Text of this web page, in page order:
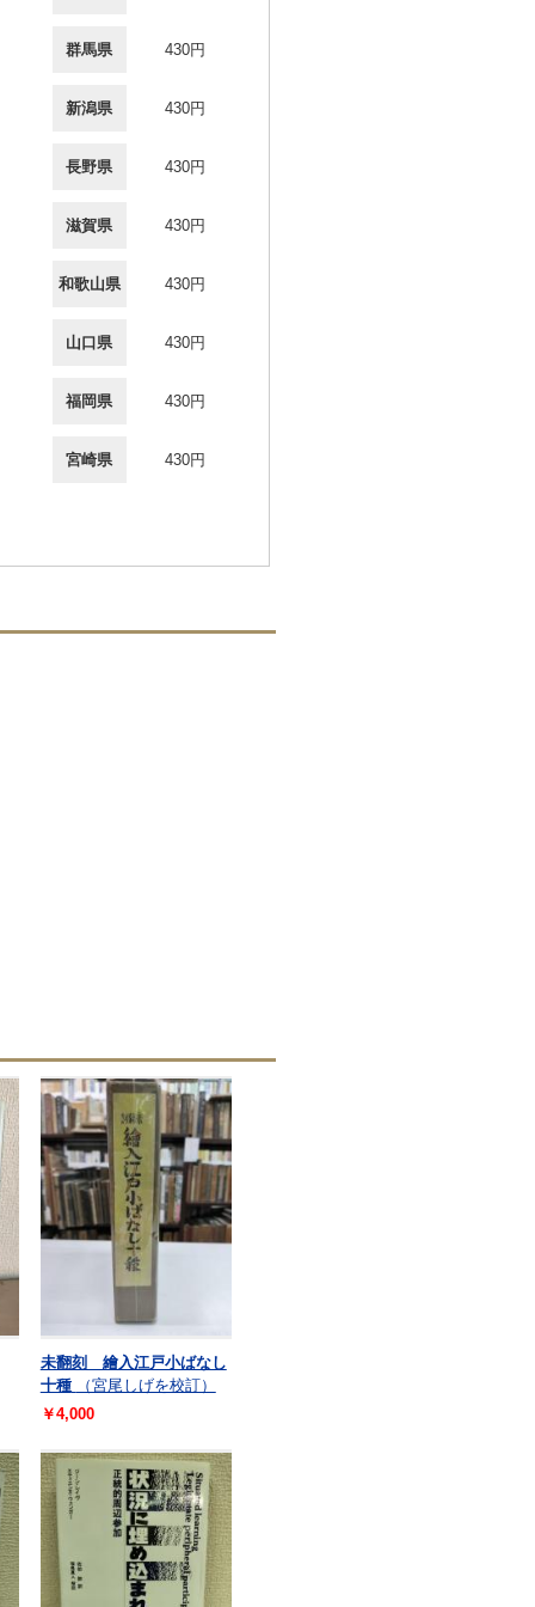
群馬県 430円
新潟県 430円
長野県 430円
滋賀県 430円
和歌山県 430円
山口県 430円
福岡県 430円
宮崎県 430円
未翻刻 繪入江戸小ばなし
十種
（宮尾しげを校訂）
￥4,000